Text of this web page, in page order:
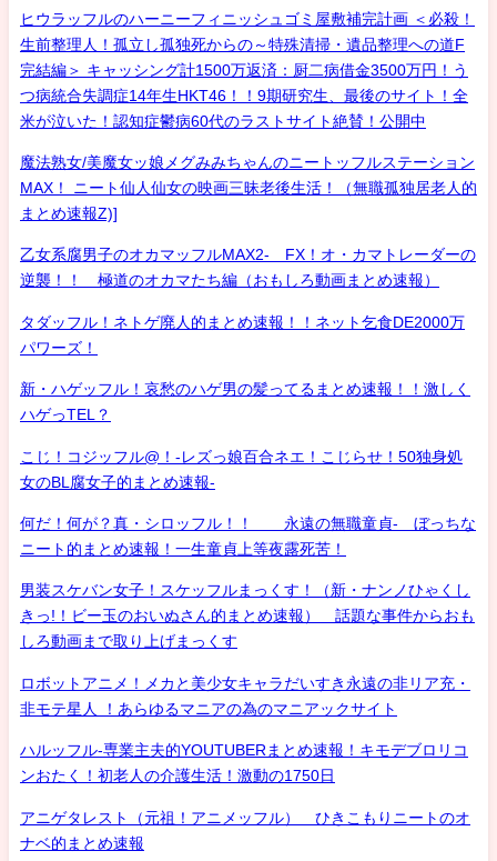
ヒウラッフルのハーニーフィニッシュゴミ屋敷補完計画 ＜必殺！
生前整理人！孤立し孤独死からの～特殊清掃・遺品整理への道F
完結編＞ キャッシング計1500万返済：厨二病借金3500万円！う
つ病統合失調症14年生HKT46！！9期研究生、最後のサイト！全
米が泣いた！認知症鬱病60代のラストサイト絶賛！公開中
魔法熟女/美魔女ッ娘メグみみちゃんのニートッフルステーション
MAX！ ニート仙人仙女の映画三昧老後生活！（無職孤独居老人的
まとめ速報Z)]
乙女系腐男子のオカマッフルMAX2- FX！オ・カマトレーダーの
逆襲！！ 極道のオカマたち編（おもしろ動画まとめ速報）
タダッフル！ネトゲ廃人的まとめ速報！！ネット乞食DE2000万
パワーズ！
新・ハゲッフル！哀愁のハゲ男の髪ってるまとめ速報！！激しく
ハゲっTEL？
こじ！コジッフル@！-レズっ娘百合ネエ！こじらせ！50独身処
女のBL腐女子的まとめ速報-
何だ！何が？真・シロッフル！！ 永遠の無職童貞- ぼっちな
ニート的まとめ速報！一生童貞上等夜露死苦！
男装スケバン女子！スケッフルまっくす！（新・ナンノひゃくし
きっ!！ビー玉のおいぬさん的まとめ速報） 話題な事件からおも
しろ動画まで取り上げまっくす
ロボットアニメ！メカと美少女キャラだいすき永遠の非リア充・
非モテ星人 ！あらゆるマニアの為のマニアックサイト
ハルッフル-専業主夫的YOUTUBERまとめ速報！キモデブロリコ
ンおたく！初老人の介護生活！激動の1750日
アニゲタレスト（元祖！アニメッフル） ひきこもりニートのオ
ナベ的まとめ速報